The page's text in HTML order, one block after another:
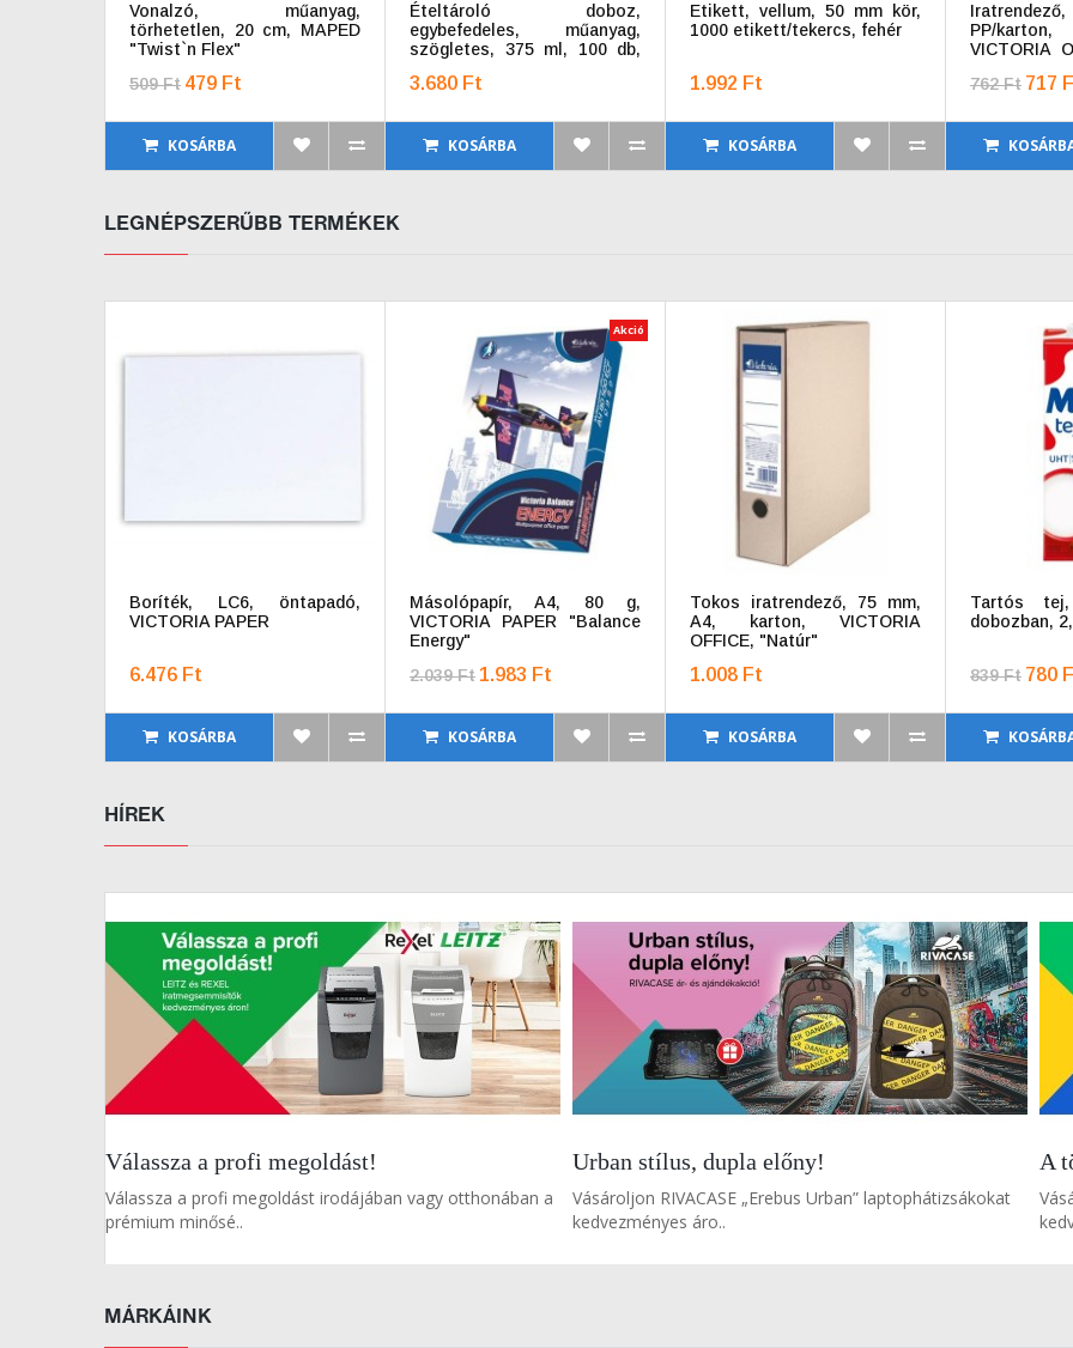
Vonalzó, műanyag,
törhetetlen, 20 cm, MAPED
"Twist`n Flex"
509 Ft 479 Ft
KOSÁRBA
Ételtároló doboz,
egybefedeles, műanyag,
szögletes, 375 ml, 100 db,
3.680 Ft
KOSÁRBA
Etikett, vellum, 50 mm kör,
1000 etikett/tekercs, fehér
1.992 Ft
KOSÁRBA
PP/karton,
VICTORIA
762 Ft 717
LEGNÉPSZERŰBB TERMÉKEK
Boríték, LC6, öntapadó,
VICTORIA PAPER
6.476 Ft
KOSÁRBA
Akció
Másolópapír, A4, 80 g,
VICTORIA PAPER "Balance
Energy"
2.039 Ft 1.983 Ft
KOSÁRBA
Tokos iratrendező, 75 mm,
A4, karton, VICTORIA
OFFICE, "Natúr"
1.008 Ft
KOSÁRBA
Tartós tej,
dobozban,
839 Ft 780
HÍREK
Válassza a profi megoldást!
Válassza a profi megoldást irodájában vagy otthonában a
prémium minősé..
Urban stílus, dupla előny!
Vásároljon RIVACASE „Erebus Urban” laptophátizsákokat
kedvezményes áro..
A
MÁRKÁINK